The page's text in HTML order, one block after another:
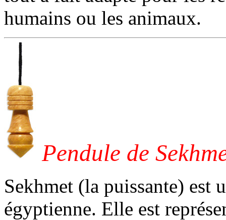
humains ou les animaux.
Pendule de
Sekhmet (la puissante) est
égyptienne. Elle est